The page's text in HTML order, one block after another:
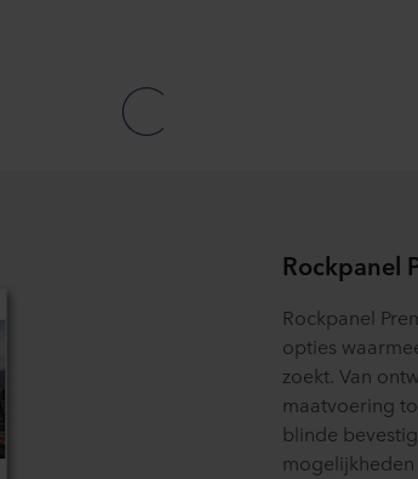
of wijzigen door op het cookie-icoontje
welk specifiek ROCKWOOL-bedrijf de
Rockpanel
Rockpanel
opties
zoekt. Van
maatvoering
blinde